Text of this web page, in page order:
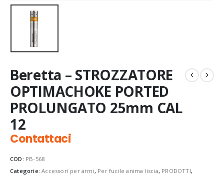
Beretta – STROZZATORE
OPTIMACHOKE PORTED
PROLUNGATO 25mm CAL
12
Contattaci
COD: PB-568
Categorie:Accessori per armi, Per fucile anima liscia, PRODOTTI,